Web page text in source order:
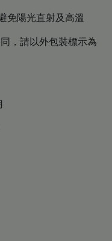
免陽光直射及高溫
，請以外包裝標示為